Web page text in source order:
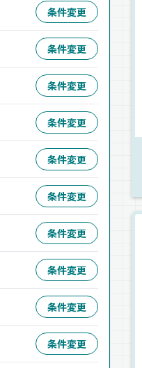
条件変更
条件変更
条件変更
条件変更
条件変更
条件変更
条件変更
条件変更
条件変更
条件変更